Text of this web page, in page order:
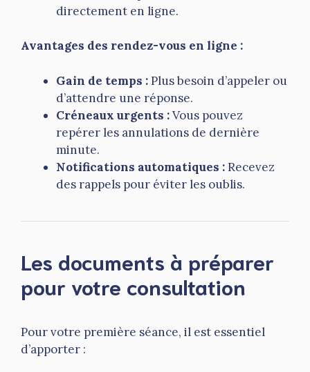
directement en ligne.
Avantages des rendez-vous en ligne :
Gain de temps :Plus besoin d’appeler ou
d’attendre une réponse.
Créneaux urgents :Vous pouvez
repérer les annulations de dernière
minute.
Notifications automatiques :Recevez
des rappels pour éviter les oublis.
Les documents à préparer
pour votre consultation
Pour votre première séance, il est essentiel
d’apporter :